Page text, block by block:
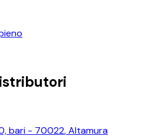
bari - 70022,Altamura